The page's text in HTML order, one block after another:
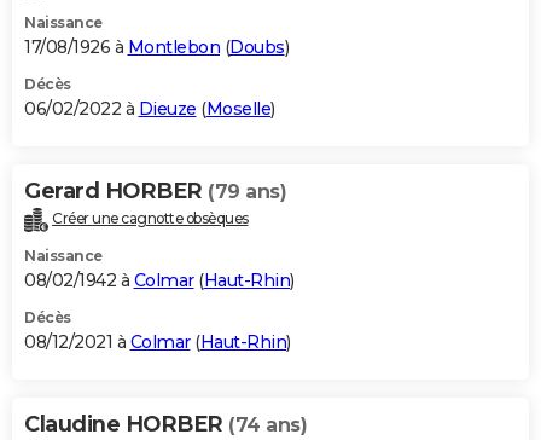
Naissance
17/08/1926 à Montlebon (Doubs)
Décès
06/02/2022 à Dieuze (Moselle)
Gerard HORBER (79 ans)
Créer une cagnotte obsèques
Naissance
08/02/1942 à Colmar(Haut-Rhin)
Décès
08/12/2021 à Colmar(Haut-Rhin)
Claudine HORBER (74 ans)